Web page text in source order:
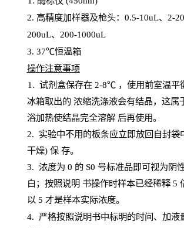
2. 高精度加样器及枪头： 0.5-10uL、 2-20
200uL、 200-1000uL
3. 37℃恒温箱
操作注意事项
1. 试剂盒保存在 2-8℃ ，使用前室温平
冰箱取出的 浓缩洗涤液会有结晶，这属
浴加热使结晶完全溶解 后再使用。
2. 实验中不用的板条应立即放回自封袋
干燥) 保 存。
3. 浓度为 0 的 S0 号标准品即可视为阴
白；按照说明 书操作时样本已经稀释5
以 5 才是样本实际浓度。
4. 严格按照说明书中标明的时间、加液